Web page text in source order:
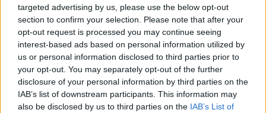
targeted advertising by us, please use the below opt-out
section to confirm your selection. Please note that after your
opt-out request is processed you may continue seeing
interest-based ads based on personal information utilized by
us or personal information disclosed to third parties prior to
your opt-out. You may separately opt-out of the further
disclosure of your personal information by third parties on the
IAB’s list of downstream participants. This information may
also be disclosed by us to third parties on the IAB’s List of
A Tesla részvényei három egymást követő
kereskedési napon emelkednek, miután a vállalat
robotaxi szolgáltatásának bevezetése lendületet
adott a papíroknak, és enyhül a feszültség Elon
Musk vezérigazgató és Donald Trump elnök között
- közölte a Yahoo Finance.